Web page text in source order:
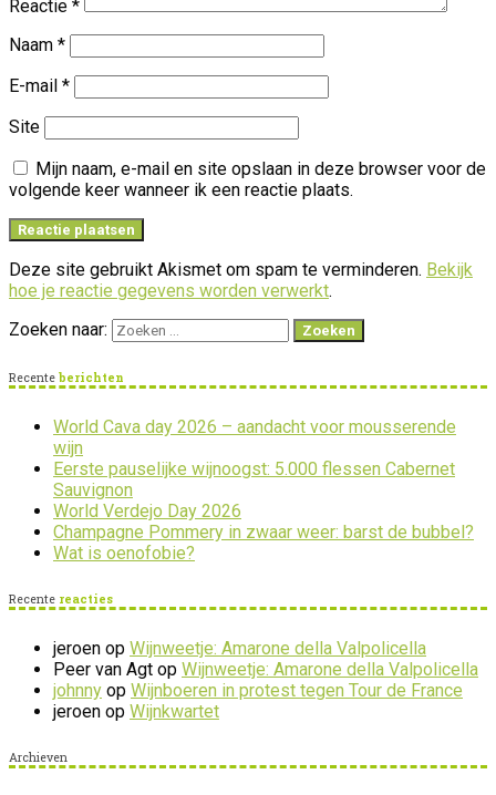
Reactie *
Naam *
E-mail *
Site
Mijn naam, e-mail en site opslaan in deze browser voor de
volgende keer wanneer ik een reactie plaats.
Deze site gebruikt Akismet om spam te verminderen. Bekijk
hoe je reactie gegevens worden verwerkt.
Zoeken naar:
Recente berichten
World Cava day 2026 – aandacht voor mousserende
wijn
Eerste pauselijke wijnoogst: 5.000 flessen Cabernet
Sauvignon
World Verdejo Day 2026
Champagne Pommery in zwaar weer: barst de bubbel?
Wat is oenofobie?
Recente reacties
jeroen op Wijnweetje: Amarone della Valpolicella
Peer van Agt op Wijnweetje: Amarone della Valpolicella
johnny op Wijnboeren in protest tegen Tour de France
jeroen op Wijnkwartet
Archieven